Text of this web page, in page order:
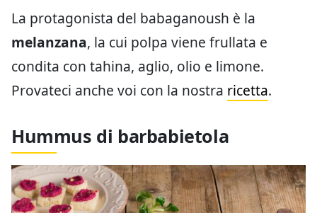
La protagonista del babaganoush è la
melanzana, la cui polpa viene frullata e
condita con tahina, aglio, olio e limone.
Provateci anche voi con la nostra ricetta.
Hummus di barbabietola